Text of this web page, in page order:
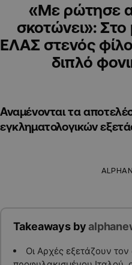
«Με ρώτησε
σκοτώνει»:
ΕΛΑΣ στενός
διπλό
Αναμένονται τα
εγκληματολογικών
Takeaways by
Οι Αρχές εξετάζουν